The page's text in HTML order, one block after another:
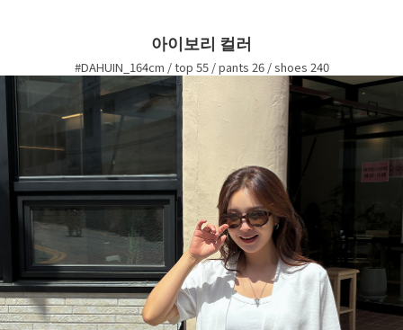
아이보리 컬러
#DAHUIN_164cm / top 55 / pants 26 / shoes 240